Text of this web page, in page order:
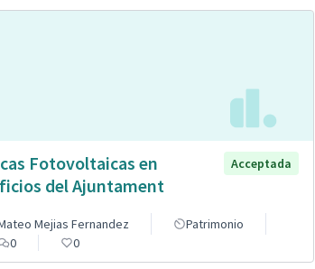
Fotovoltaicas en
del Ajuntament
Acceptada
Mejias Fernandez
Patrimonio
0
0